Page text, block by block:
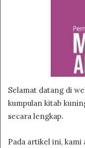
Selamat datang di
kumpulan kitab
secara lengkap.
Pada artikel ini, kami